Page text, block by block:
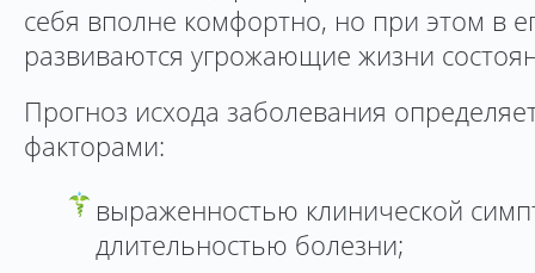
себя вполне комфортно, но при этом в
развиваются угрожающие жизни
Прогноз исхода заболевания
факторами:
выраженностью клинической
длительностью болезни;